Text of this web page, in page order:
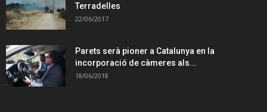
Terradelles
22/06/2017
Parets serà pioner a Catalunya en la
incorporació de càmeres als...
18/06/2018